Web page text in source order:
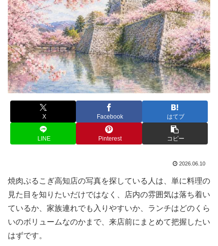
X Facebook はてブ
LINE Pinterest コピー
2026.06.10
焼肉ぷるこぎ高知店の写真を探している人は、単に料理の
見た目を知りたいだけではなく、店内の雰囲気は落ち着い
ているか、家族連れでも入りやすいか、ランチはどのくら
いのボリュームなのかまで、来店前にまとめて把握したい
はずです。